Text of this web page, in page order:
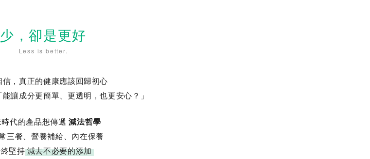
少，卻是更好
Less is better.
信，真正的健康應該回歸初心
讓成分更簡單、更透明，也更安心？」
時代的產品想傳遞減法哲學
三餐、營養補給、內在保養
堅持 減去不必要的添加